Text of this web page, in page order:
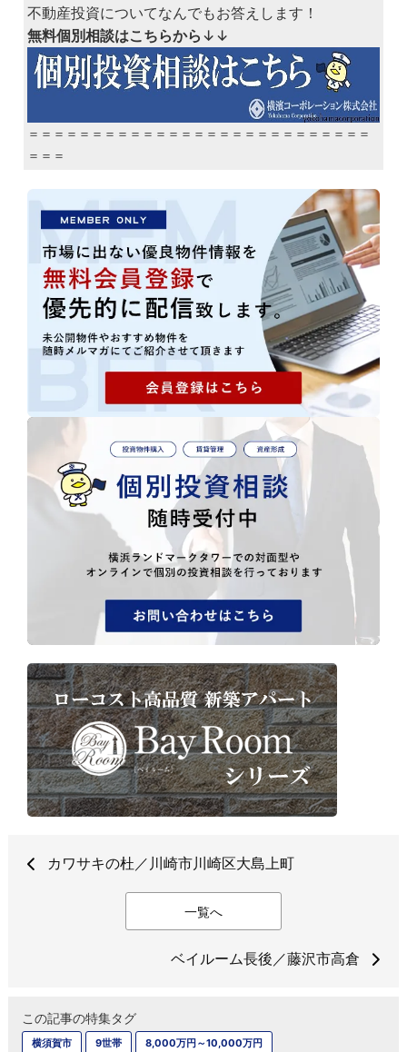
不動産投資についてなんでもお答えします！
無料個別相談はこちらから ↓↓
＝＝＝＝＝＝＝＝＝＝＝＝＝＝＝＝＝＝＝＝＝＝＝＝＝＝＝
＝＝＝
カワサキの杜／川崎市川崎区大島上町
一覧へ
ベイルーム長後／藤沢市高倉
この記事の特集タグ
横須賀市 9世帯 8,000万円～10,000万円